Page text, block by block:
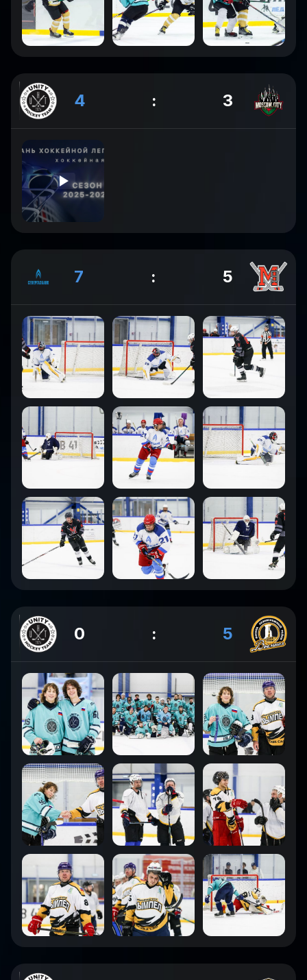
4 : 3
7 : 5
0 : 5